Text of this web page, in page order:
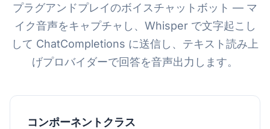
プラグアンドプレイのボイスチャットボット — マ
イク音声をキャプチャし、Whisper で文字起こし
して ChatCompletions に送信し、テキスト読み上
げプロバイダーで回答を音声出力します。
コンポーネントクラス